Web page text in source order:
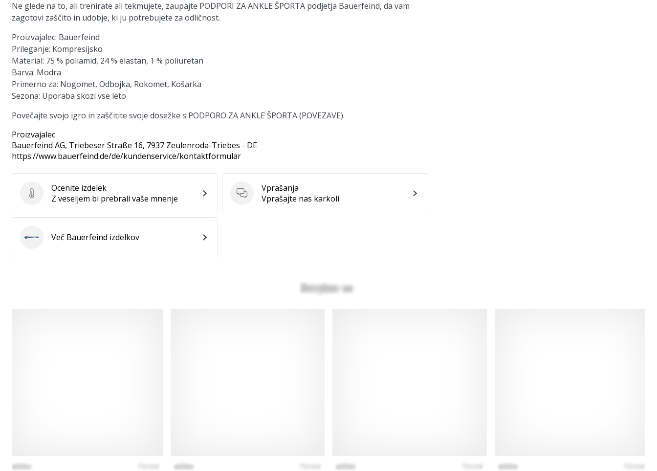
Ne glede na to, ali trenirate ali tekmujete, zaupajte PODPORI ZA ANKLE ŠPORTA podjetja Bauerfeind, da vam
zagotovi zaščito in udobje, ki ju potrebujete za odličnost.
Proizvajalec: Bauerfeind
Prileganje: Kompresijsko
Material: 75 % poliamid, 24 % elastan, 1 % poliuretan
Barva: Modra
Primerno za: Nogomet, Odbojka, Rokomet, Košarka
Sezona: Uporaba skozi vse leto
Povečajte svojo igro in zaščitite svoje dosežke s PODPORO ZA ANKLE ŠPORTA (POVEZAVE).
Proizvajalec
Bauerfeind AG, Triebeser Straße 16, 7937 Zeulenroda-Triebes - DE
https://www.bauerfeind.de/de/kundenservice/kontaktformular
Ocenite izdelek
Ocenite izdelek
Z veseljem bi prebrali vaše mnenje
Vprašanja
Vprašanja
Vprašajte nas karkoli
BauerfeindVeč Bauerfeind izdelkov